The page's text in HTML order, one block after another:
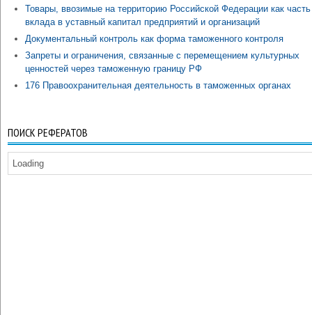
Товары, ввозимые на территорию Российской Федерации как часть
вклада в уставный капитал предприятий и организаций
Документальный контроль как форма таможенного контроля
Запреты и ограничения, связанные с перемещением культурных
ценностей через таможенную границу РФ
176 Правоохранительная деятельность в таможенных органах
ПОИСК РЕФЕРАТОВ
Loading